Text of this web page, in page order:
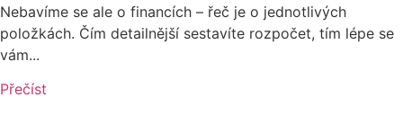
Nebavíme se ale o financích – řeč je o jednotlivých
položkách. Čím detailnější sestavíte rozpočet, tím lépe se
vám...
Přečíst